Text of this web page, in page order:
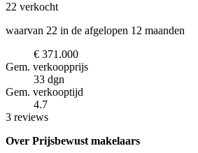
22 verkocht
waarvan 22 in de afgelopen 12 maanden
€ 371.000
Gem. verkoopprijs
33 dgn
Gem. verkooptijd
4.7
3 reviews
Over Prijsbewust makelaars